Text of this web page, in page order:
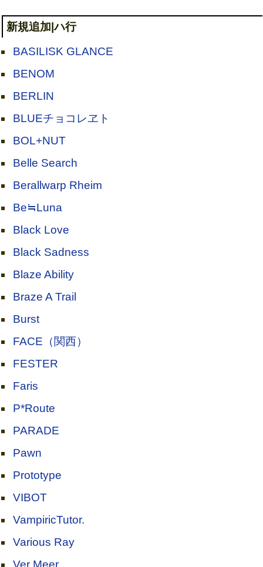
新規追加|ハ行
BASILISK GLANCE
BENOM
BERLIN
BLUEチョコレヱト
BOL+NUT
Belle Search
Berallwarp Rheim
Be≒Luna
Black Love
Black Sadness
Blaze Ability
Braze A Trail
Burst
FACE（関西）
FESTER
Faris
P*Route
PARADE
Pawn
Prototype
VIBOT
VampiricTutor.
Various Ray
Ver Meer